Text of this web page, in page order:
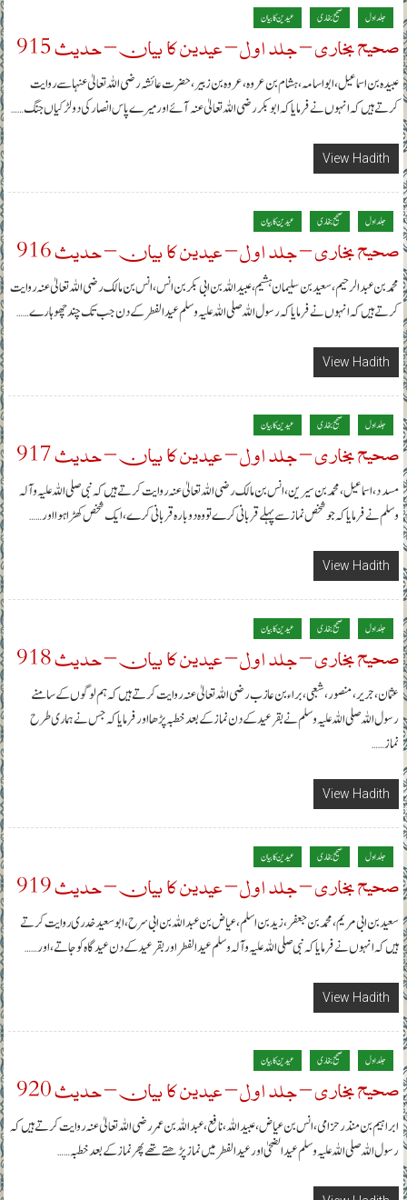
جلد اول صحیح بخاری عیدین کا بیان
صحیح بخاری – جلد اول – عیدین کا بیان – حدیث 915
عبیدہ بن اسماعیل، ابواسامہ، ہشام بن عروہ، عروہ بن زبیر، حضرت عائشہ رضی اللہ تعالیٰ عنہا سے روایت
کرتے ہیں کہ انہوں نے فرمایا کہ ابوبکر رضی اللہ تعالیٰ عنہ آئے اور میرے پاس انصار کی دو لڑکیاں جنگ……
View Hadith
جلد اول صحیح بخاری عیدین کا بیان
صحیح بخاری – جلد اول – عیدین کا بیان – حدیث 916
محمد بن عبدالرحیم، سعید بن سلیمان ہشیم، عبیداللہ بن ابی بکر بن انس، انس بن مالک رضی اللہ تعالیٰ عنہ روایت
کرتے ہیں کہ انہوں نے فرمایا کہ رسول اللہ صلی اللہ علیہ وسلم عید الفطر کے دن جب تک چند چھوہارے……
View Hadith
جلد اول صحیح بخاری عیدین کا بیان
صحیح بخاری – جلد اول – عیدین کا بیان – حدیث 917
مسدد، اسماعیل، محمد بن سیرین، انس بن مالک رضی اللہ تعالیٰ عنہ روایت کرتے ہیں کہ نبی صلی اللہ علیہ وآلہ
وسلم نے فرمایا کہ جو شخص نماز سے پہلے قربانی کرے تو وہ دوبارہ قربانی کرے، ایک شخص کھڑا ہوا اور……
View Hadith
جلد اول صحیح بخاری عیدین کا بیان
صحیح بخاری – جلد اول – عیدین کا بیان – حدیث 918
عثمان، جریر، منصور، شعبی، براء بن عازب رضی اللہ تعالیٰ عنہ روایت کرتے ہیں کہ ہم لوگوں کے سامنے
رسول اللہ صلی اللہ علیہ وسلم نے بقر عید کے دن نماز کے بعد خطبہ پڑھا اور فرمایا کہ جس نے ہماری طرح
نماز……
View Hadith
جلد اول صحیح بخاری عیدین کا بیان
صحیح بخاری – جلد اول – عیدین کا بیان – حدیث 919
سعید بن ابی مریم، محمد بن جعفر، زید بن اسلم، عیاض بن عبداللہ بن ابی سرح، ابوسعید خدری روایت کرتے
ہیں کہ انہوں نے فرمایا کہ نبی صلی اللہ علیہ وآلہ وسلم عید الفطر اور بقر عید کے دن عیدگاہ کو جاتے، اور……
View Hadith
جلد اول صحیح بخاری عیدین کا بیان
صحیح بخاری – جلد اول – عیدین کا بیان – حدیث 920
ابراہیم بن منذرحزامی، انس بن عیاض، عبیداللہ ، نافع، عبداللہ بن عمر رضی اللہ تعالیٰ عنہ روایت کرتے ہیں کہ
رسول اللہ صلی اللہ علیہ وسلم عیدالضحیٰ اور عیدالفطر میں نماز پڑھتے تھے پھر نماز کے بعد خطبہ……